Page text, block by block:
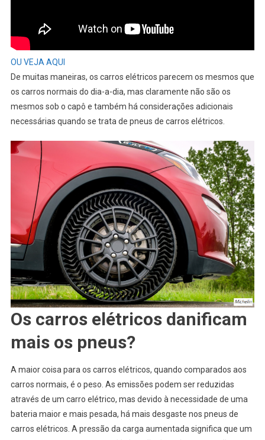
OU VEJA AQUI
De muitas maneiras, os carros elétricos parecem os mesmos que
os carros normais do dia-a-dia, mas claramente não são os
mesmos sob o capô e também há considerações adicionais
necessárias quando se trata de pneus de carros elétricos.
Os carros elétricos danificam
mais os pneus?
A maior coisa para os carros elétricos, quando comparados aos
carros normais, é o peso. As emissões podem ser reduzidas
através de um carro elétrico, mas devido à necessidade de uma
bateria maior e mais pesada, há mais desgaste nos pneus de
carros elétricos. A pressão da carga aumentada significa que um